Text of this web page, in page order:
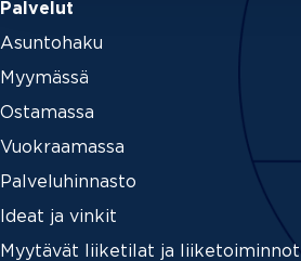
Palvelut
Asuntohaku
Myymässä
Ostamassa
Vuokraamassa
Palveluhinnasto
Ideat ja vinkit
Myytävät liiketilat ja liiketoiminnot